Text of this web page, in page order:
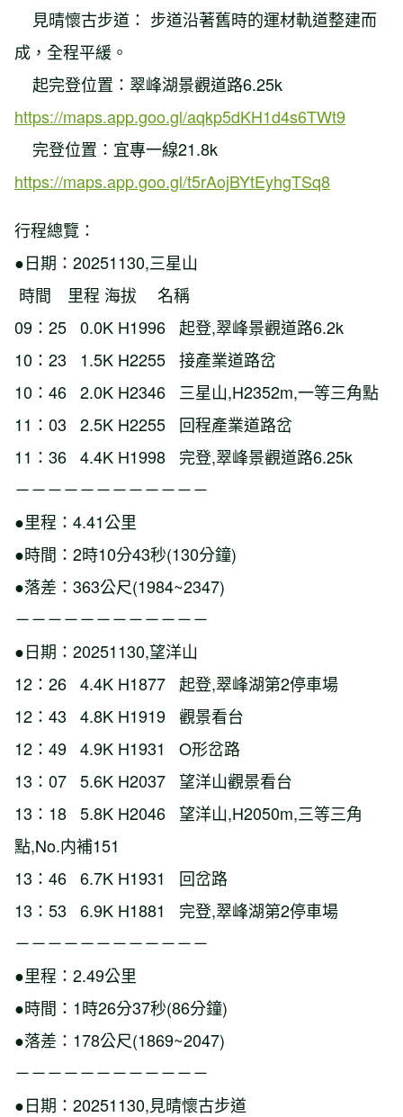
見晴懷古步道： 步道沿著舊時的運材軌道整建而
成，全程平緩。
起完登位置：翠峰湖景觀道路6.25k
https://maps.app.goo.gl/aqkp5dKH1d4s6TWt9
完登位置：宜專一線21.8k
https://maps.app.goo.gl/t5rAojBYtEyhgTSq8
行程總覽：
●日期：20251130,三星山
時間 里程 海拔 名稱
09：25 0.0K H1996 起登,翠峰景觀道路6.2k
10：23 1.5K H2255 接產業道路岔
10：46 2.0K H2346 三星山,H2352m,一等三角點
11：03 2.5K H2255 回程產業道路岔
11：36 4.4K H1998 完登,翠峰景觀道路6.25k
－－－－－－－－－－－－
●里程：4.41公里
●時間：2時10分43秒(130分鐘)
●落差：363公尺(1984~2347)
－－－－－－－－－－－－
●日期：20251130,望洋山
12：26 4.4K H1877 起登,翠峰湖第2停車場
12：43 4.8K H1919 觀景看台
12：49 4.9K H1931 O形岔路
13：07 5.6K H2037 望洋山觀景看台
13：18 5.8K H2046 望洋山,H2050m,三等三角
點,No.内補151
13：46 6.7K H1931 回岔路
13：53 6.9K H1881 完登,翠峰湖第2停車場
－－－－－－－－－－－－
●里程：2.49公里
●時間：1時26分37秒(86分鐘)
●落差：178公尺(1869~2047)
－－－－－－－－－－－－
●日期：20251130,見晴懷古步道